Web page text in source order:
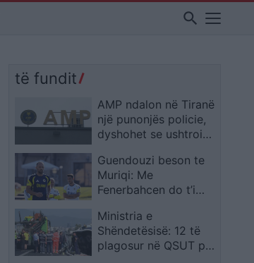
search
të fundit
AMP ndalon në Tiranë
një punonjës policie,
dyshohet se ushtroi
mitur
Guendouzi beson te
Muriqi: Me
Fenerbahcen do t’i
Ministria e
Shëndetësisë: 12 të
plagosur në QSUT pas